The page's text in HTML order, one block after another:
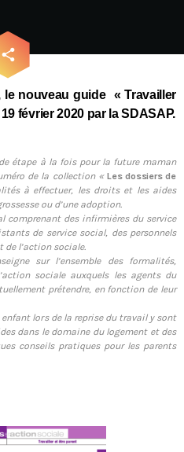
journaux
share
email
le nouveau guide «Travailler
février 2020 par la SDASAP.
étape à la fois pour la future maman
de la collection «Les dossiers de
à effectuer, les droits et les aides
ou d’une adoption.
des infirmières du service
de service social, des personnels
de l’action sociale.
sur l’ensemble des formalités,
sociale auxquels les agents du
prétendre, en fonction de leur
lors de la reprise du travail y sont
dans le domaine du logement et des
conseils pratiques pour les parents